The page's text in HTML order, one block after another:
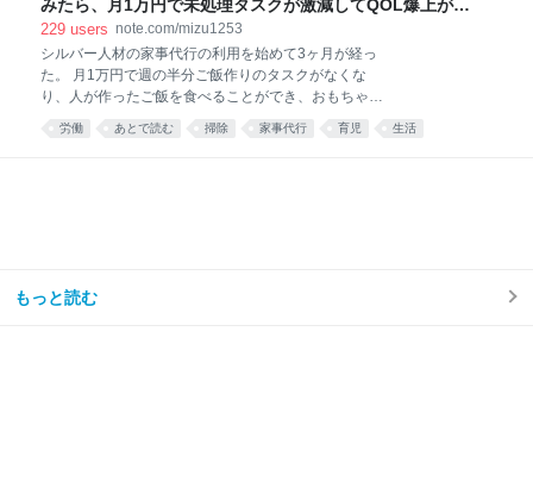
みたら、月1万円で未処理タスクが激減してQOL爆上がり
した話。｜みず
229 users note.com/mizu1253
シルバー人材の家事代行の利用を始めて3ヶ月が経っ
た。 月1万円で週の半分ご飯作りのタスクがなくな
り、人が作ったご飯を食べることができ、おもちゃが
なくなり、トイレ掃除は頻度が半分くらいになった。
が1人。 毎日時間との戦い。 私は仕事終わりに家事を
楽しくテキパキとできる方ではない。ついだらけてし
労働 あとで読む 掃除 家事代行 育児 生活
もっと読む